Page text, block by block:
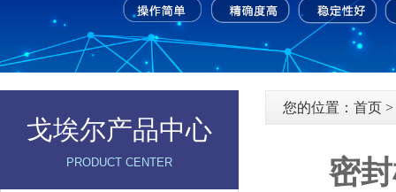
戈埃尔产品中心
PRODUCT CENTER
您的位置： 首页 >
密